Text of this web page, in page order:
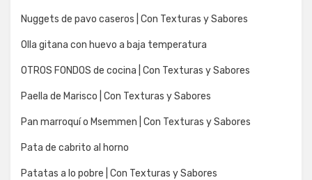
Nuggets de pavo caseros | Con Texturas y Sabores
Olla gitana con huevo a baja temperatura
OTROS FONDOS de cocina | Con Texturas y Sabores
Paella de Marisco | Con Texturas y Sabores
Pan marroquí o Msemmen | Con Texturas y Sabores
Pata de cabrito al horno
Patatas a lo pobre | Con Texturas y Sabores